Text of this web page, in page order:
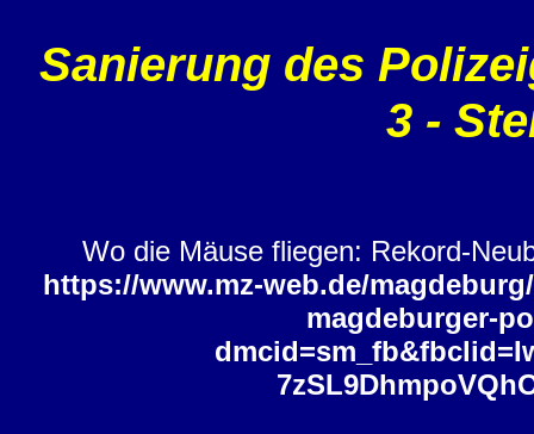
Sanierung des
3 -
Wo die Mäuse fliegen: Rekord-
https://www.mz-web.de/
magdeburger-